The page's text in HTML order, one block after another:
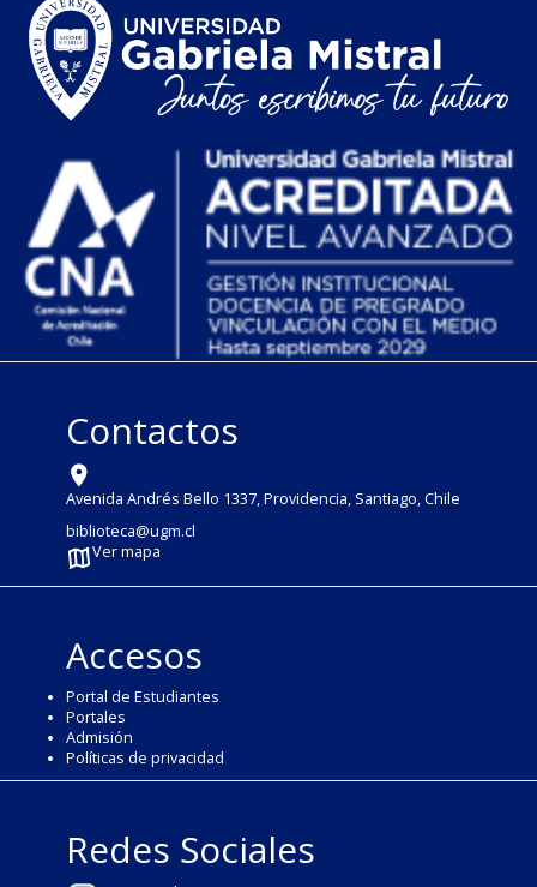
Contactos
Avenida Andrés Bello 1337, Providencia, Santiago, Chile
biblioteca@ugm.cl
Ver mapa
Accesos
Portal de Estudiantes
Portales
Admisión
Políticas de privacidad
Redes Sociales